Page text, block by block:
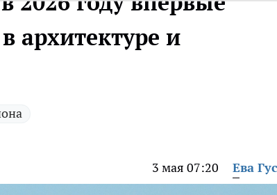
архитектуре и
3 мая 07:20 Ева